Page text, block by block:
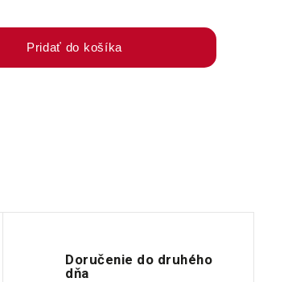
Pridať do košíka
Doručenie do druhého
dňa